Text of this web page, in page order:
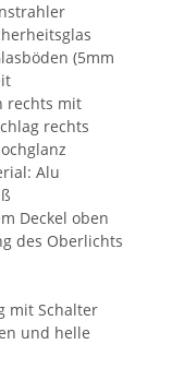
(5mm
rechts mit
rechts
Alu
Deckel oben
des Oberlichts
mit Schalter
und helle